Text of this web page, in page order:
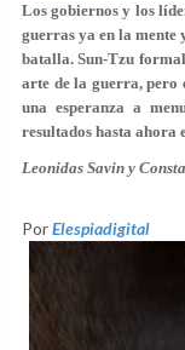
Los gobiernos y los
guerras ya en la mente
batalla. Sun-Tzu
arte de la guerra, pero
una esperanza a
resultados hasta
Leonidas Savin y
PorElespiadigital